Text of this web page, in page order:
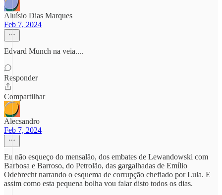
Aluísio Dias Marques
Feb 7, 2024
Edvard Munch na veia....
Responder
Compartilhar
Alecsandro
Feb 7, 2024
Eu não esqueço do mensalão, dos embates de Lewandowski com
Barbosa e Barroso, do Petrolão, das gargalhadas de Emílio
Odebrecht narrando o esquema de corrupção chefiado por Lula. E
assim como esta pequena bolha vou falar disto todos os dias.